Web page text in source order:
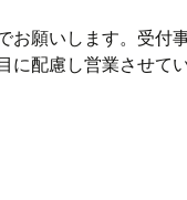
お願いします。受付
に配慮し営業させて